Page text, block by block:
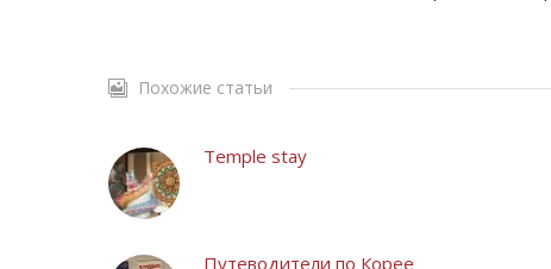
Похожие статьи
Temple stay
Путеводители по Корее